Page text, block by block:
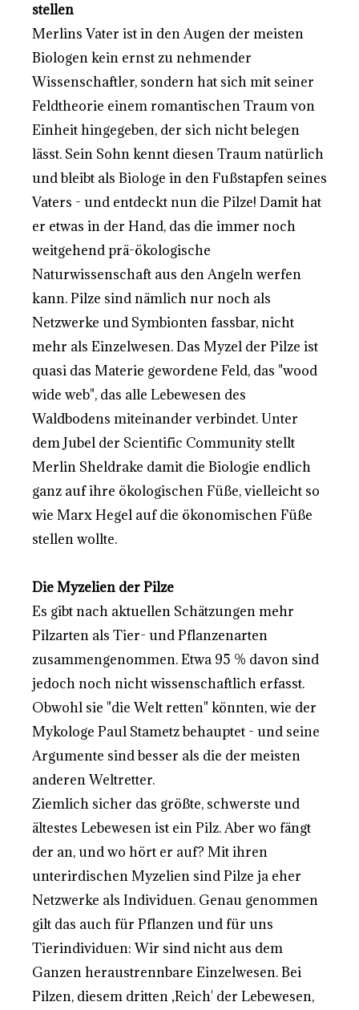
stellen
Merlins Vater ist in den Augen der meisten
Biologen kein ernst zu nehmender
Wissenschaftler, sondern hat sich mit seiner
Feldtheorie einem romantischen Traum von
Einheit hingegeben, der sich nicht belegen
lässt. Sein Sohn kennt diesen Traum natürlich
und bleibt als Biologe in den Fußstapfen seines
Vaters - und entdeckt nun die Pilze! Damit hat
er etwas in der Hand, das die immer noch
weitgehend prä-ökologische
Naturwissenschaft aus den Angeln werfen
kann. Pilze sind nämlich nur noch als
Netzwerke und Symbionten fassbar, nicht
mehr als Einzelwesen. Das Myzel der Pilze ist
quasi das Materie gewordene Feld, das "wood
wide web", das alle Lebewesen des
Waldbodens miteinander verbindet. Unter
dem Jubel der Scientific Community stellt
Merlin Sheldrake damit die Biologie endlich
ganz auf ihre ökologischen Füße, vielleicht so
wie Marx Hegel auf die ökonomischen Füße
stellen wollte.
Die Myzelien der Pilze
Es gibt nach aktuellen Schätzungen mehr
Pilzarten als Tier- und Pflanzenarten
zusammengenommen. Etwa 95 % davon sind
jedoch noch nicht wissenschaftlich erfasst.
Obwohl sie "die Welt retten" könnten, wie der
Mykologe Paul Stametz behauptet - und seine
Argumente sind besser als die der meisten
anderen Weltretter.
Ziemlich sicher das größte, schwerste und
ältestes Lebewesen ist ein Pilz. Aber wo fängt
der an, und wo hört er auf? Mit ihren
unterirdischen Myzelien sind Pilze ja eher
Netzwerke als Individuen. Genau genommen
gilt das auch für Pflanzen und für uns
Tierindividuen: Wir sind nicht aus dem
Ganzen heraustrennbare Einzelwesen. Bei
Pilzen, diesem dritten ‚Reich' der Lebewesen,